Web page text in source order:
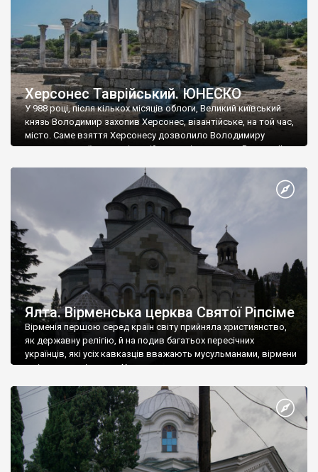
Херсонес Таврійський. ЮНЕСКО
У 988 році, після кількох місяців облоги, Великий київський
князь Володимир захопив Херсонес, візантійське, на той час,
місто. Саме взяття Херсонесу дозволило Володимиру
диктувати свої умови візантійському імператору Василю ІІ, та
Херсонесі Володимир-язичник, став Василем-християнином.
А потім було Хрещення Русі. На честь Херсонесу Таврійського
Ялта. Вірменська церква Святої Ріпсіме
Вірменія першою серед країн світу прийняла християнство,
як державну релігію, й на подив багатьох пересічних
українців, які усіх кавказців вважають мусульманами, вірмени
є відданими вірянами Христа